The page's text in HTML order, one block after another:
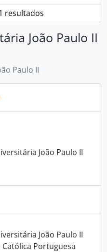
resultados
João Paulo II
Paulo II
João Paulo II
João Paulo II
Portuguesa